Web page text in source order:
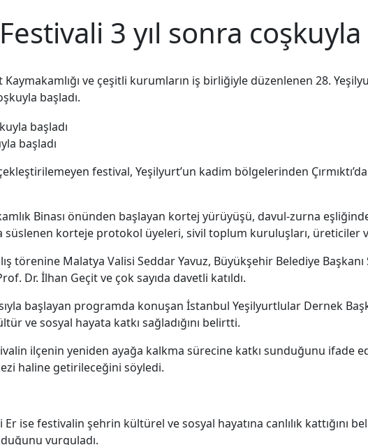
3 yıl sonra coşkuyla
ve çeşitli kurumların iş birliğiyle düzenlenen 28.
başladı.
başladı
festival, Yeşilyurt’un kadim bölgelerinden
Binası önünden başlayan kortej yürüyüşü, davul-zurna
korteje protokol üyeleri, sivil toplum kuruluşları, üreticiler
törenine Malatya Valisi Seddar Yavuz, Büyükşehir Belediye
Dr. İlhan Geçit ve çok sayıda davetli katıldı.
başlayan programda konuşan İstanbul Yeşilyurtlular Dernek
ve sosyal hayata katkı sağladığını belirtti.
ilçenin yeniden ayağa kalkma sürecine katkı sunduğunu ifade
haline getirileceğini söyledi.
ise festivalin şehrin kültürel ve sosyal hayatına canlılık kattığını
vurguladı.